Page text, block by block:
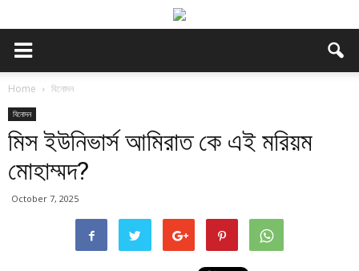
Home বিনোদন
বিনোদন
মিস ইউনিভার্স আমিরাত কে এই মরিয়ম
মোহাম্মদ?
October 7, 2025